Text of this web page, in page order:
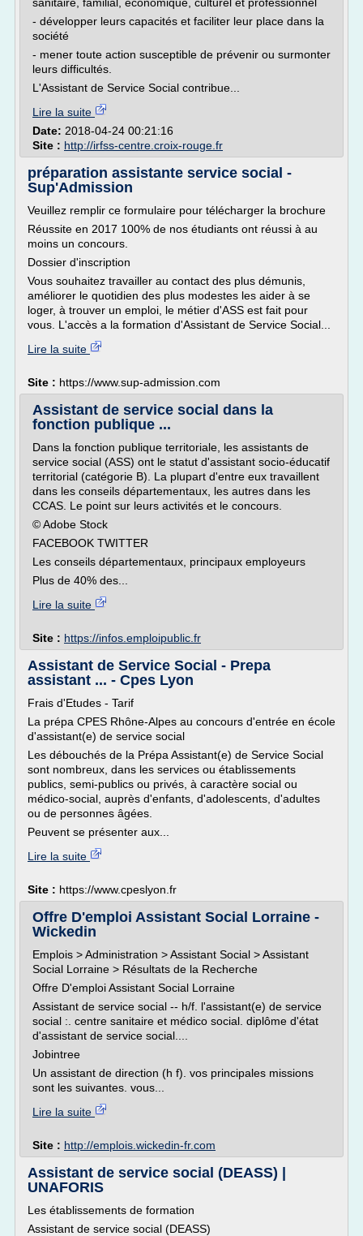
- développer leurs capacités et faciliter leur place dans la
société
- mener toute action susceptible de prévenir ou surmonter
leurs difficultés.
L'Assistant de Service Social contribue...
Lire la suite
Date: 2018-04-24 00:21:16
Site : http://irfss-centre.croix-rouge.fr
préparation assistante service social -
Sup'Admission
Veuillez remplir ce formulaire pour télécharger la brochure
Réussite en 2017 100% de nos étudiants ont réussi à au
moins un concours.
Dossier d'inscription
Vous souhaitez travailler au contact des plus démunis,
améliorer le quotidien des plus modestes les aider à se
loger, à trouver un emploi, le métier d'ASS est fait pour
vous. L'accès a la formation d'Assistant de Service Social...
Lire la suite
Site : https://www.sup-admission.com
Assistant de service social dans la
fonction publique ...
Dans la fonction publique territoriale, les assistants de
service social (ASS) ont le statut d'assistant socio-éducatif
territorial (catégorie B). La plupart d'entre eux travaillent
dans les conseils départementaux, les autres dans les
CCAS. Le point sur leurs activités et le concours.
© Adobe Stock
FACEBOOK TWITTER
Les conseils départementaux, principaux employeurs
Plus de 40% des...
Lire la suite
Site : https://infos.emploipublic.fr
Assistant de Service Social - Prepa
assistant ... - Cpes Lyon
Frais d'Etudes - Tarif
La prépa CPES Rhône-Alpes au concours d'entrée en école
d'assistant(e) de service social
Les débouchés de la Prépa Assistant(e) de Service Social
sont nombreux, dans les services ou établissements
publics, semi-publics ou privés, à caractère social ou
médico-social, auprès d'enfants, d'adolescents, d'adultes
ou de personnes âgées.
Peuvent se présenter aux...
Lire la suite
Site : https://www.cpeslyon.fr
Offre D'emploi Assistant Social Lorraine -
Wickedin
Emplois > Administration > Assistant Social > Assistant
Social Lorraine > Résultats de la Recherche
Offre D'emploi Assistant Social Lorraine
Assistant de service social -- h/f. l'assistant(e) de service
social :. centre sanitaire et médico social. diplôme d'état
d'assistant de service social....
Jobintree
Un assistant de direction (h f). vos principales missions
sont les suivantes. vous...
Lire la suite
Site : http://emplois.wickedin-fr.com
Assistant de service social (DEASS) |
UNAFORIS
Les établissements de formation
Assistant de service social (DEASS)